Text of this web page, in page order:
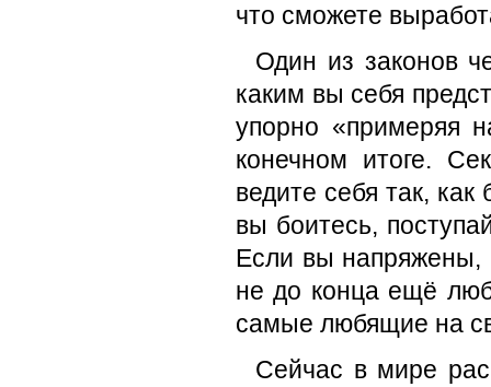
что сможете
Один из законов
каким вы себя
упорно «примеряя
конечном итоге.
ведите себя так,
вы боитесь,
Если вы напряжены,
не до конца ещё
самые любящие на
Сейчас в мире